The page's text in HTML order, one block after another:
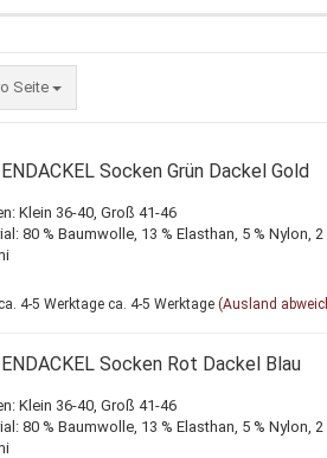
Seite
Socken Grün Dackel Gold
Klein 36-40, Groß 41-46
80 % Baumwolle, 13 % Elasthan, 5 % Nylon, 2
ca. 4-5 Werktage (Ausland
Socken Rot Dackel Blau
Klein 36-40, Groß 41-46
80 % Baumwolle, 13 % Elasthan, 5 % Nylon, 2